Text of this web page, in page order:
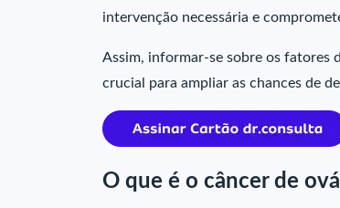
intervenção necessária e
Assim, informar-se sobre os fatores
crucial para ampliar as chances de
O que é o câncer de